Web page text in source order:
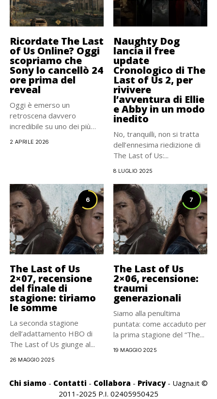
Ricordate The Last
of Us Online? Oggi
scopriamo che
Sony lo cancellò 24
ore prima del
reveal
Oggi è emerso un
retroscena davvero
incredibile su uno dei più
2 APRILE 2026
Naughty Dog
lancia il free
update
Cronologico di The
Last of Us 2, per
rivivere
l’avventura di Ellie
e Abby in un modo
inedito
No, tranquilli, non si tratta
dell’ennesima riedizione di
The Last of Us:...
8 LUGLIO 2025
6
The Last of Us
2×07, recensione
del finale di
stagione: tiriamo
le somme
La seconda stagione
dell’adattamento HBO di
The Last of Us giunge al...
26 MAGGIO 2025
7
The Last of Us
2×06, recensione:
traumi
generazionali
Siamo alla penultima
puntata: come accaduto per
la prima stagione del “The...
19 MAGGIO 2025
Chi siamo - Contatti - Collabora - Privacy- Uagna.it ©
2011-2025 P.I. 02405950425